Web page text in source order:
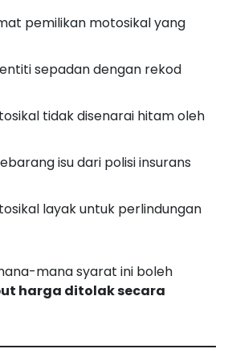
pemilikan motosikal yang
sepadan dengan rekod
tidak disenarai hitam oleh
isu dari polisi insurans
layak untuk perlindungan
mana syarat ini boleh
harga ditolak secara